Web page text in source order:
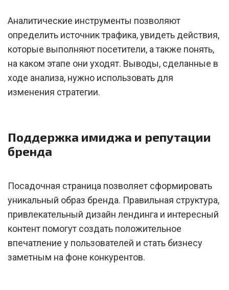
Аналитические инструменты позволяют
определить источник трафика, увидеть действия,
которые выполняют посетители, а также понять,
на каком этапе они уходят. Выводы, сделанные в
ходе анализа, нужно использовать для
изменения стратегии.
Поддержка имиджа и репутации
бренда
Посадочная страница позволяет сформировать
уникальный образ бренда. Правильная структура,
привлекательный дизайн лендинга и интересный
контент помогут создать положительное
впечатление у пользователей и стать бизнесу
заметным на фоне конкурентов.